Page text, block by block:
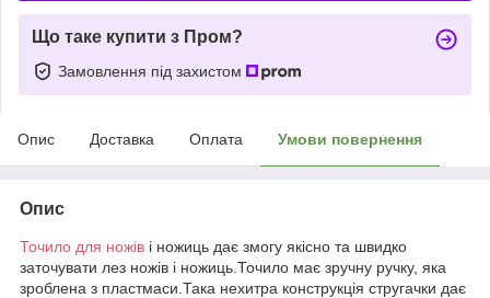
Що таке купити з Пром?
Замовлення під захистом
Опис Доставка Оплата Умови повернення
Опис
Точило для ножів і ножиць дає змогу якісно та швидко
заточувати лез ножів і ножиць.Точило має зручну ручку, яка
зроблена з пластмаси.Така нехитра конструкція стругачки дає